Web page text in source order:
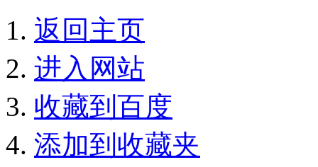
返回主页
进入网站
收藏到百度
添加到收藏夹